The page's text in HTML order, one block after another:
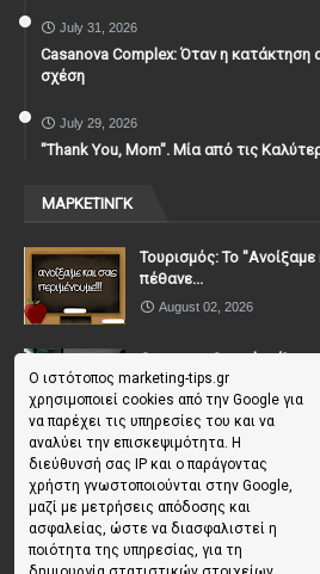
Ο ιστότοπος marketing-tips.gr
χρησιμοποιεί cookies από την Google για
να παρέχει τις υπηρεσίες του και να
αναλύει την επισκεψιμότητα. Η
διεύθυνσή σας IP και ο παράγοντας
χρήστη γνωστοποιούνται στην Google,
μαζί με μετρήσεις απόδοσης και
ασφαλείας, ώστε να διασφαλιστεί η
ποιότητα της υπηρεσίας, για τη
July 31, 2026
Casanova Complex: Όταν η κατάκτηση
σχέση
July 29, 2026
"Thank You, Mοm". Μία από τις
ΜΑΡΚΕΤΙΝΓΚ
Τουρισμός: Το
πέθανε...
August 02, 2026
Casanova Complex: Όταν
περισσότερο από τη
July 31, 2026
To Μάρκετινγκ της
Πώς να κλέψεις την
χωρίς (επίσημη)
July 19, 2026